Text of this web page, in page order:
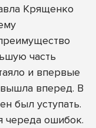
Крященко
часть
и впервые
вперед. В
был уступать.
череда ошибок.